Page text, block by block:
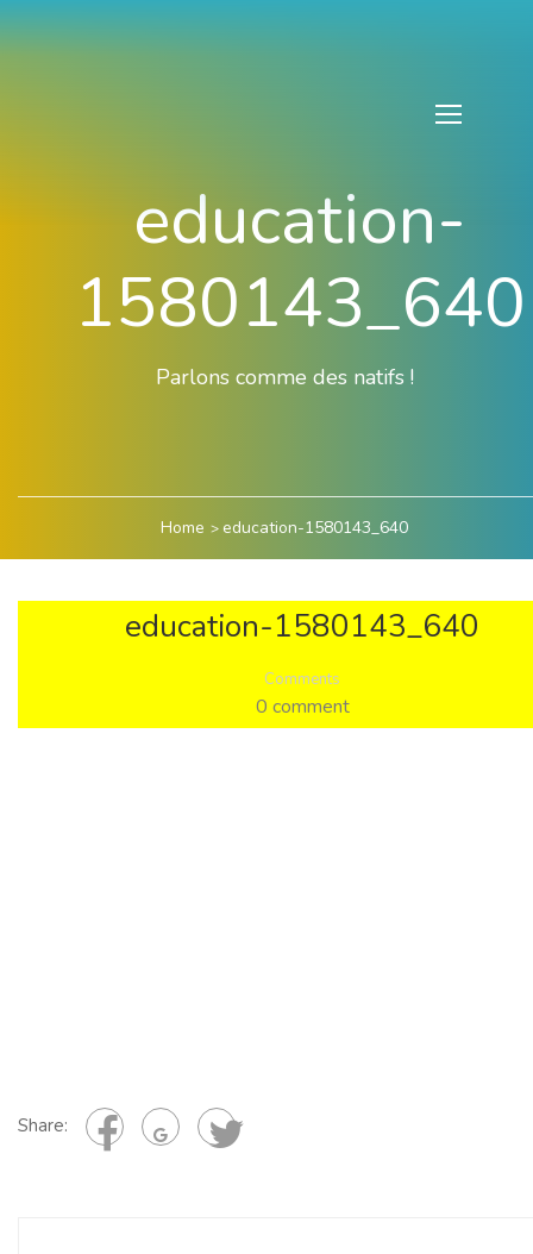
education-
1580143_640
Parlons comme des natifs !
Home education-1580143_640
education-1580143_640
Comments
0 comment
Share: